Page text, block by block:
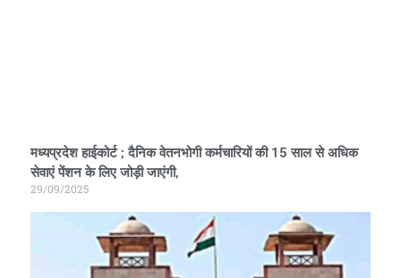
मध्यप्रदेश हाईकोर्ट ; दैनिक वेतनभोगी कर्मचारियों की 15 साल से अधिक
सेवाएं पेंशन के लिए जोड़ी जाएंगी,
29/09/2025